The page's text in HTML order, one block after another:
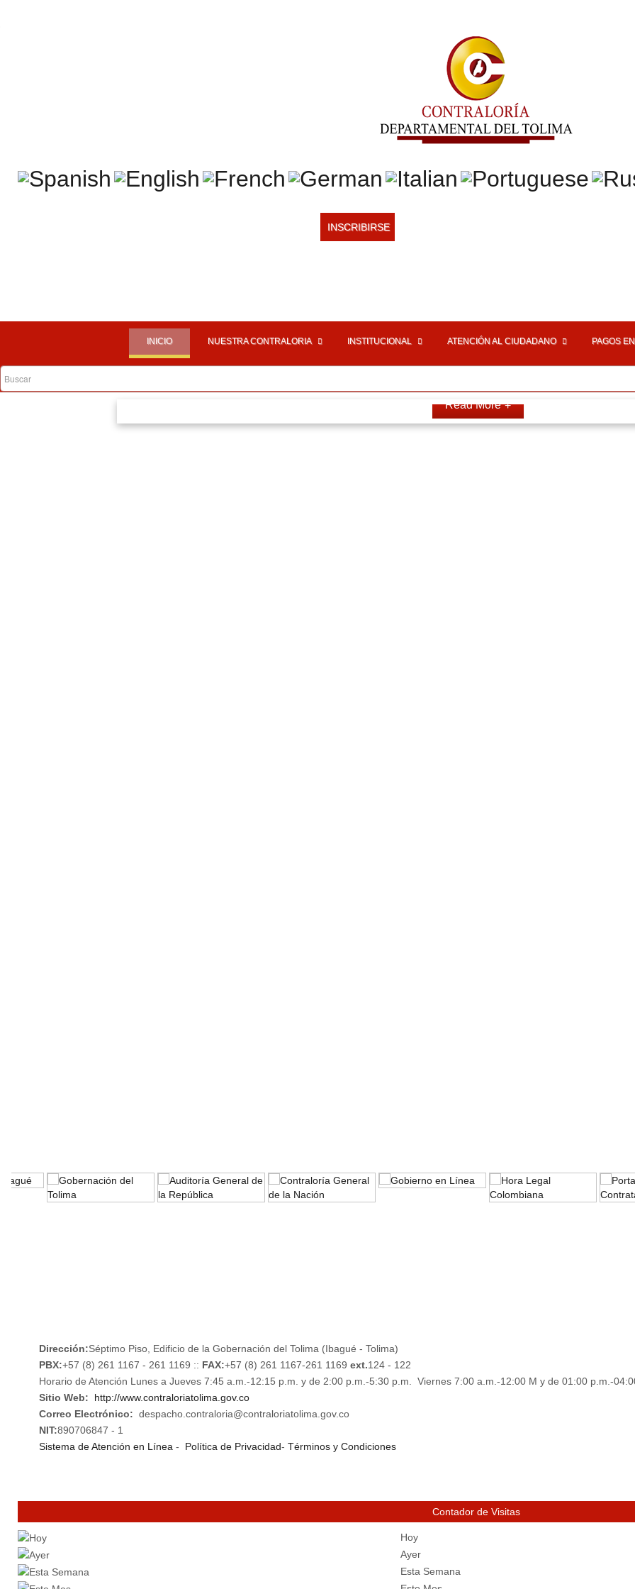
INSCRIBIRSE
INICIO NUESTRA CONTRALORIA INSTITUCIONAL ATENCIÓN AL CIUDADANO PAGOS
Read More
Dirección:Séptimo Piso, Edificio de la Gobernación del Tolima (Ibagué - Tolima)
PBX:+57 (8) 261 1167 - 261 1169 :: FAX:+57 (8) 261 1167-261 1169 ext.124 - 122
Horario de Atención Lunes a Jueves 7:45 a.m.-12:15 p.m. y de 2:00 p.m.-5:30 p.m. Viernes 7:00 a.m.-12:00 M y de 01:00 p.m.-
Sitio Web:
http://www.contraloriatolima.gov.co
Correo Electrónico: despacho.contraloria@contraloriatolima.gov.co
NIT:890706847 - 1
Sistema de Atención en Línea - Política de Privacidad- Términos y Condiciones
Contador de Visitas
Hoy
Ayer
Esta Semana